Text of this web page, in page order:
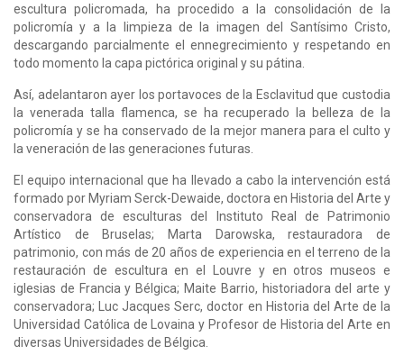
escultura policromada, ha procedido a la consolidación de la
policromía y a la limpieza de la imagen del Santísimo Cristo,
descargando parcialmente el ennegrecimiento y respetando en
todo momento la capa pictórica original y su pátina.
Así, adelantaron ayer los portavoces de la Esclavitud que custodia
la venerada talla flamenca, se ha recuperado la belleza de la
policromía y se ha conservado de la mejor manera para el culto y
la veneración de las generaciones futuras.
El equipo internacional que ha llevado a cabo la intervención está
formado por Myriam Serck-Dewaide, doctora en Historia del Arte y
conservadora de esculturas del Instituto Real de Patrimonio
Artístico de Bruselas; Marta Darowska, restauradora de
patrimonio, con más de 20 años de experiencia en el terreno de la
restauración de escultura en el Louvre y en otros museos e
iglesias de Francia y Bélgica; Maite Barrio, historiadora del arte y
conservadora; Luc Jacques Serc, doctor en Historia del Arte de la
Universidad Católica de Lovaina y Profesor de Historia del Arte en
diversas Universidades de Bélgica.